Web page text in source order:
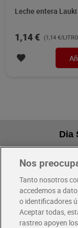
Leche entera Lauki
1,14 € (1,14 €/
Dia
Pide hoy, recibe
Envío gratis por
Envío estandar por
Nos
Tanto nosotros
accedemos a
o identificadores
Aceptar todas,
rastreo apoyen